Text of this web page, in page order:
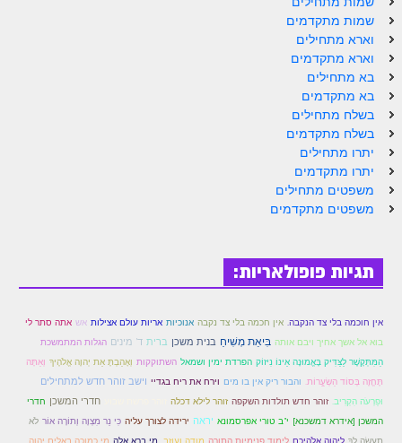
הזוהר הקדוש ויחי מתחילים
הזוהר הקדוש ויחי מתקדמים
ספר הזוהר – שמות
הזוהר הקדוש שמות מתחילים
הזוהר הקדוש שמות מתקדמים
הזוהר הקדוש וארא מתחילים
הזוהר הקדוש וארא מתקדמים
הזוהר הקדוש בא מתקדמים
הזוהר הקדוש בשלח מתקדמים
הזוהר הקדוש יתרו מתקדמים
משפטים מתחילים
שמות מתקדמים
וארא מתחילים
וארא מתקדמים
בא מתחילים
בא מתקדמים
בשלח מתחילים
בשלח מתקדמים
יתרו מתחילים
יתרו מתקדמים
משפטים מתחילים
משפטים מתקדמים
תגיות פופולאריות:
אין חוכמה בלי צד הנקבה. אין חכמה בלי צד נקבה אנוכיות אריות עולם אצילות אש אתה סתר לי
בוא אל אשך אחיך ויבם אותה בִּיאַת מְשִׁיחַ בנית משכן ברית ד' מינים הגלות המתמשכת
הַמִּתְּקָשֶׁר לַצַּדִּיק בָּאֱמוּנָה אֵינוֹ נִיזוֹק הפרדת ימין ושמאל השתוקקות וְאָהַבְתָּ אֵת יְהוָה אֱלֹהֶיךָ וְאַתָּה
תֶּחֱזֶה בְּסוֹד הַשְׂעַַָרוֹת. והבור ריק אין בו מים וירח את ריח בגדיי וישב זוהר חדש למתחילים
וּפַרְעֹה הִקְרִיב. זוהר חדש תולדות השקפה זוהר לילא דכלה חדרי המשכן חדרי
המשכן [אידרא דמשכנא] י"ב טורי אפרסמונא יראה ירידה לצורך עליה כִּי נֵר מִצְוָה וְתוֹרָה אוֹר לֹא
מי ברא אלה